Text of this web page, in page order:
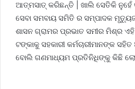
ଆତ୍ମସାତ୍ କରିଛନ୍ତି | ଖାଲି ସେତିକି
ସେବା ସମବାୟ ସମିତି ର ସମ୍ପାଦକ
ଶାସନ ଗ୍ରାମର ପ୍ରଭାତ ସମୀର ମିଶ୍ର
ଟଙ୍କାକୁ ସହକାରୀ କର୍ମଚାରୀମାନଙ୍କ
ବୋଲି ଗଣମାଧ୍ୟମ ପ୍ରତିନିଧିଙ୍କୁ କିଛି